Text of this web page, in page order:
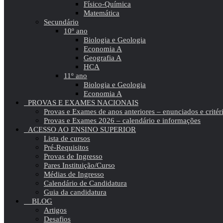
Físico-Química
Matemática
Secundário
10º ano
Biologia e Geologia
Economia A
Geografia A
HCA
11º ano
Biologia e Geologia
Economia A
PROVAS E EXAMES NACIONAIS
Provas e Exames de anos anteriores – enunciados e
Provas e Exames 2026 – calendário e informações
ACESSO AO ENSINO SUPERIOR
Lista de cursos
Pré-Requisitos
Provas de Ingresso
Pares Instituição/Curso
Médias de Ingresso
Calendário de Candidatura
Guia da candidatura
BLOG
Artigos
Desafios